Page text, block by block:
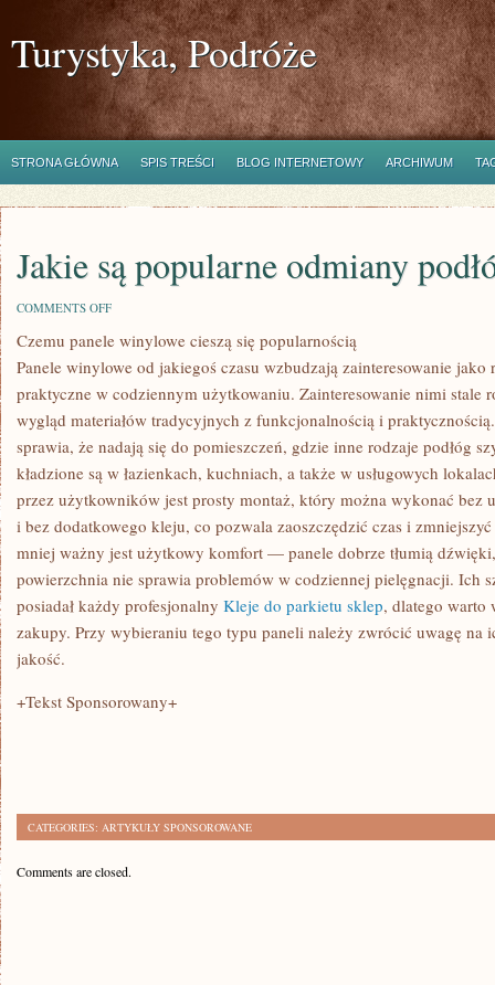
Turystyka, Podróże
STRONA GŁÓWNA SPIS TREŚCI BLOG INTERNETOWY ARCHIWUM
Jakie są popularne odmiany
COMMENTS OFFON
SĄ
POPULARNE
ODMIANY
PODŁÓG
DOMU
Czemu panele winylowe cieszą się popularnością
Panele winylowe od jakiegoś czasu wzbudzają zainteresowanie jako
praktyczne w codziennym użytkowaniu. Zainteresowanie nimi stale
wygląd materiałów tradycyjnych z funkcjonalnością i
sprawia, że nadają się do pomieszczeń, gdzie inne rodzaje podłóg
kładzione są w łazienkach, kuchniach, a także w usługowych
przez użytkowników jest prosty montaż, który można wykonać bez
i bez dodatkowego kleju, co pozwala zaoszczędzić czas i
mniej ważny jest użytkowy komfort — panele dobrze tłumią
powierzchnia nie sprawia problemów w codziennej pielęgnacji. Ich
posiadał każdy profesjonalny Kleje do parkietu sklep, dlatego warto
zakupy. Przy wybieraniu tego typu paneli należy zwrócić uwagę na
jakość.
+Tekst Sponsorowany+
CATEGORIES: ARTYKUŁY SPONSOROWANE
Comments are closed.